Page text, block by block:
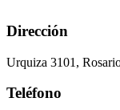
Dirección
Urquiza 3101,
Teléfono